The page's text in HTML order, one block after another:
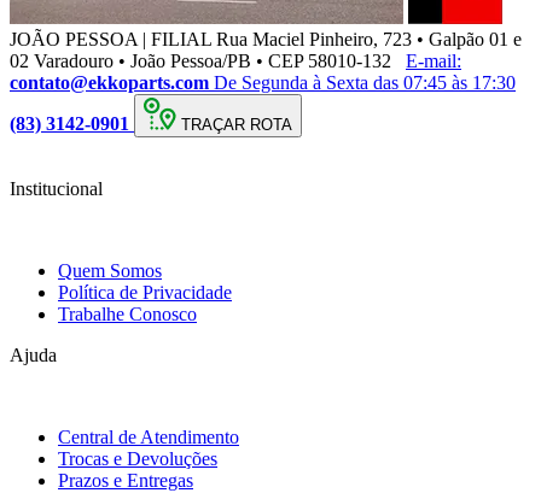
JOÃO PESSOA | FILIAL Rua Maciel Pinheiro, 723 • Galpão 01 e
02 Varadouro • João Pessoa/PB • CEP 58010-132
E-mail:
contato@ekkoparts.com De Segunda à Sexta das 07:45 às 17:30
(83) 3142-0901
TRAÇAR ROTA
Institucional
Quem Somos
Política de Privacidade
Trabalhe Conosco
Ajuda
Central de Atendimento
Trocas e Devoluções
Prazos e Entregas